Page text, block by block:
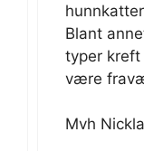
Blant
typer
være
Mvh